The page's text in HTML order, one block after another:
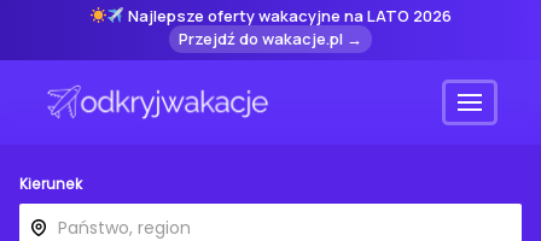
Najlepsze oferty wakacyjne na LATO 2026
Przejdź do wakacje.pl →
Menu
Kierunek